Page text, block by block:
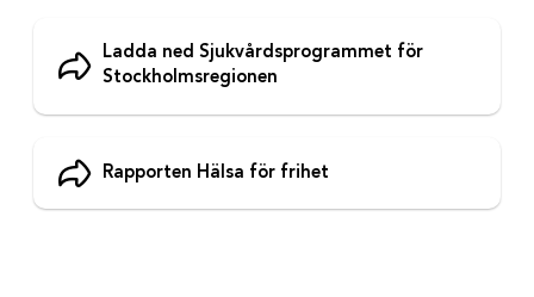
Ladda ned Sjukvårdsprogrammet för
Stockholmsregionen
Rapporten Hälsa för frihet